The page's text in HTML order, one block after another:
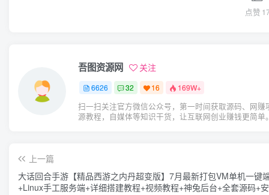
点赞
吾图资源网 关注
6626 32 16 169W+
扫一扫关注官方微信公众号，第一时间获取源码、网赚
源教程，自媒体等知识干货，让互联网创业赚钱更简单
上一篇
大话回合手游【精品西游之内丹超变版】7月最新打包VM单机一键
+Linux手工服务端+详细搭建教程+视频教程+神兔后台+全套源码+